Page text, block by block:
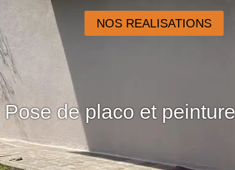
NOS REALISATIONS
Pose de placo et